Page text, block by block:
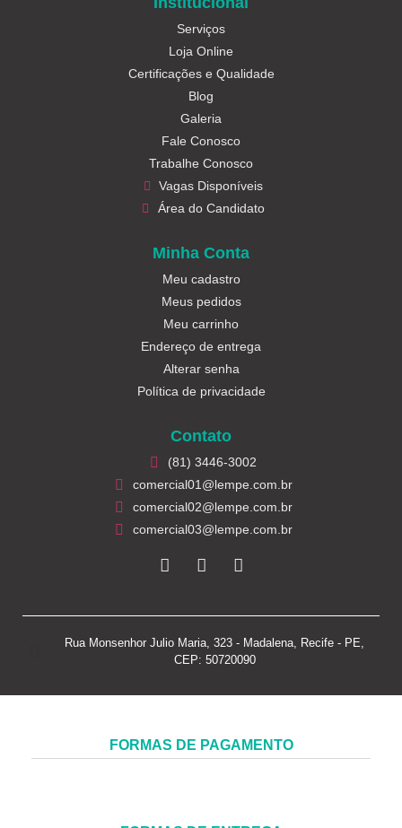
Serviços
Loja Online
Certificações e Qualidade
Blog
Galeria
Fale Conosco
Trabalhe Conosco
Vagas Disponíveis
Área do Candidato
Minha Conta
Meu cadastro
Meus pedidos
Meu carrinho
Endereço de entrega
Alterar senha
Política de privacidade
Contato
(81) 3446-3002
comercial01@lempe.com.br
comercial02@lempe.com.br
comercial03@lempe.com.br
Rua Monsenhor Julio Maria, 323 - Madalena, Recife - PE,
CEP: 50720090
FORMAS DE PAGAMENTO